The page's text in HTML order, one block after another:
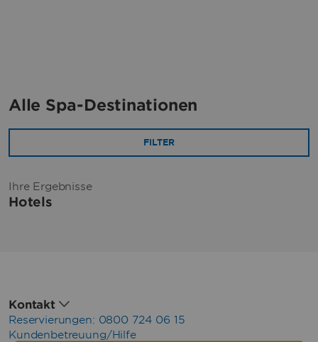
Alle Spa-Destinationen
FILTER
Ihre Ergebnisse
Hotels
Kontakt
Reservierungen: 0800 724 06 15
Kundenbetreuung/Hilfe